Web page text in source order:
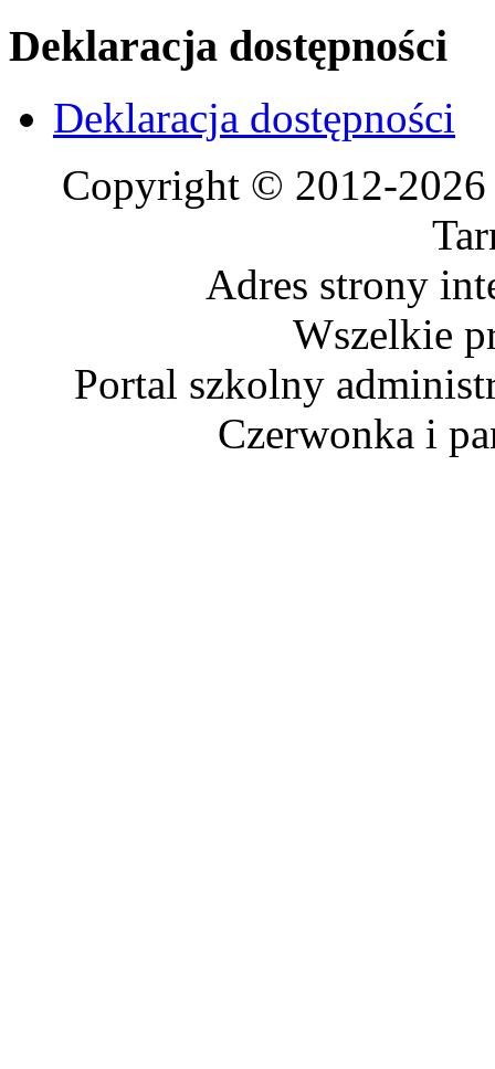
Deklaracja dostępności
Deklaracja dostępności
Copyright © 2012-2026
Adres strony
Wszelkie
Portal szkolny
Czerwonka i